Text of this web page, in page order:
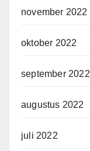
november 2022
oktober 2022
september 2022
augustus 2022
juli 2022